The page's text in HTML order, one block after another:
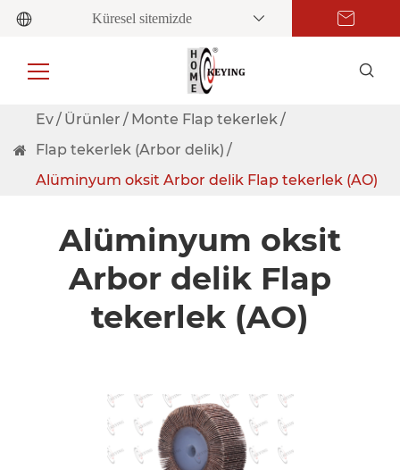
Küresel sitemizde
Ev Ürünler
Monte Flap tekerlek
Flap tekerlek (Arbor delik)
Alüminyum oksit Arbor delik Flap tekerlek (AO)
Alüminyum oksit
Arbor delik Flap
tekerlek (AO)